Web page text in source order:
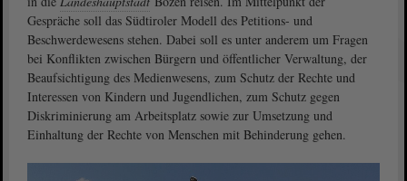
Gespräche soll das Südtiroler Modell des Petitions- und
Beschwerdewesens stehen. Dabei soll es unter anderem um Fragen
bei Konflikten zwischen Bürgern und öffentlicher Verwaltung, der
Beaufsichtigung des Medienwesens, zum Schutz der Rechte und
Interessen von Kindern und Jugendlichen, zum Schutz gegen
Diskriminierung am Arbeitsplatz sowie zur Umsetzung und
Einhaltung der Rechte von Menschen mit Behinderung gehen.